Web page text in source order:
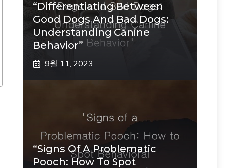
“Differentiating Between
Good Dogs And Bad Dogs:
Understanding Canine
Behavior”
9월 11, 2023
“Signs Of A Problematic
Pooch: How To Spot